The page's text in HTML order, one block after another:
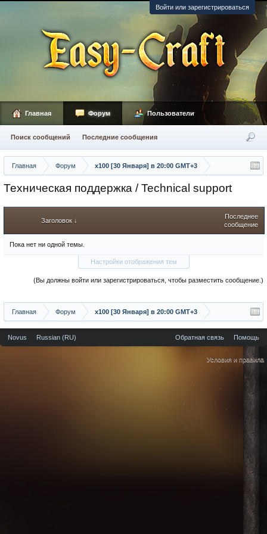
Войти или зарегистрироваться
Главная Форум х100 [30 Января] в 20:00 GMT+3
Техническая поддержка / Technical support
Заголовок ↓
Последнее
сообщение
Пока нет ни одной темы.
Настройки отображения тем
(Вы должны войти или зарегистрироваться, чтобы разместить сообщение.)
Главная Форум х100 [30 Января] в 20:00 GMT+3
Главная Форум
Поиск сообщений Последние сообщения
Пользователи
Novus Russian (RU) Обратная связь Помощь
Условия и правила